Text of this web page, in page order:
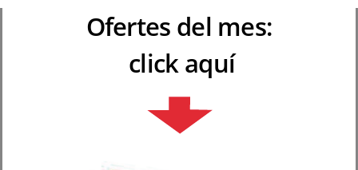
Ofertes del mes:
click aquí